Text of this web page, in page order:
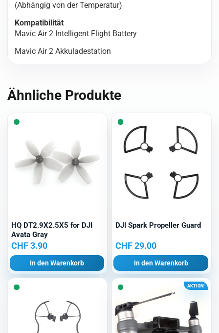
(Abhängig von der Temperatur)
Kompatibilität
Mavic Air 2 Intelligent Flight Battery
Mavic Air 2 Akkuladestation
Ähnliche Produkte
HQ DT2.9X2.5X5 for DJI
Avata Gray
CHF3.90
In den Warenkorb
DJI Spark Propeller Guard
CHF29.00
In den Warenkorb
AKTION!